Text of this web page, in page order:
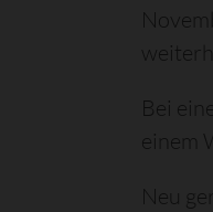
Bei
einem
Neu